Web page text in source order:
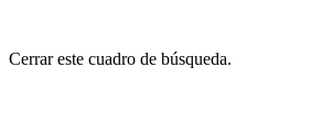
Cerrar este cuadro de búsqueda.